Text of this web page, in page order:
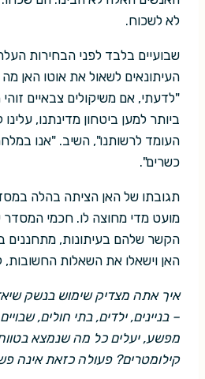
לא לשכוח.
שבועיים בלבד לפני הבחירות
העיתונאים לשאול את אוטו האן מה
"לדעתי, אם משיקולים צבאיים
ביותר למען ביטחון מדינתנו,
העומד לרשותנו", השיב. "אנו
כשרים".
תגובתו של האן הציתה בהלה
מועט מדי מחוצה לו. חכמי
הקשר שלהם בעיתונות, מתחננים
האן וישאלו את השאלות החשובות,
איך אתה מצדיק שימוש בנשק
– בניינים, ילדים, בתי חולים,
מפשע, יעלים כל מה שנמצא
קילומטרים? פעולה כזאת אינה